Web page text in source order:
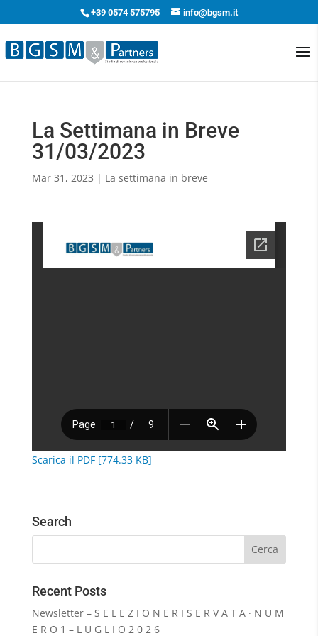
+39 0574 575795 info@bgsm.it
La Settimana in Breve
31/03/2023
Mar 31, 2023 | La settimana in breve
Scarica il PDF [774.33 KB]
Search
Recent Posts
Newsletter – S E L E Z I O N E R I S E R V A T A · N U M
E R O 1 – L U G L I O 2 0 2 6